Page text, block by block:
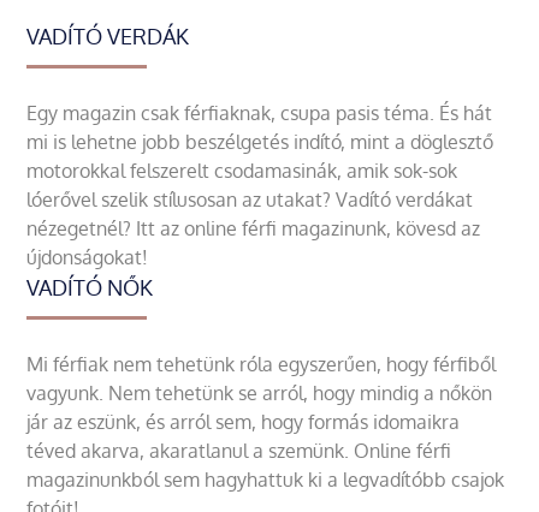
VADÍTÓ VERDÁK
Egy magazin csak férfiaknak, csupa pasis téma. És hát
mi is lehetne jobb beszélgetés indító, mint a döglesztő
motorokkal felszerelt csodamasinák, amik sok-sok
lóerővel szelik stílusosan az utakat? Vadító verdákat
nézegetnél? Itt az online férfi magazinunk, kövesd az
újdonságokat!
VADÍTÓ NŐK
Mi férfiak nem tehetünk róla egyszerűen, hogy férfiből
vagyunk. Nem tehetünk se arról, hogy mindig a nőkön
jár az eszünk, és arról sem, hogy formás idomaikra
téved akarva, akaratlanul a szemünk. Online férfi
magazinunkból sem hagyhattuk ki a legvadítóbb csajok